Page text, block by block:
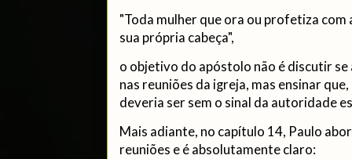
"Toda mulher que ora ou profetiza com
sua própria cabeça",
o objetivo do apóstolo não é discutir
nas reuniões da igreja, mas ensinar
deveria ser sem o sinal da autoridade
Mais adiante, no capítulo 14, Paulo
reuniões e é absolutamente claro: